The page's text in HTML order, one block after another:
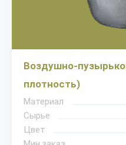
Воздушно-
плотность)
Материал
Сырье
Цвет